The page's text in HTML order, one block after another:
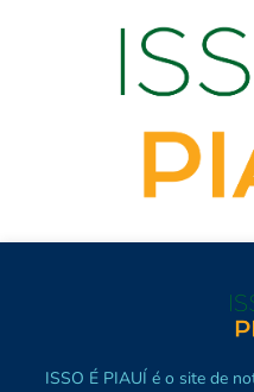
ISSO É PIAUÍ é o site de